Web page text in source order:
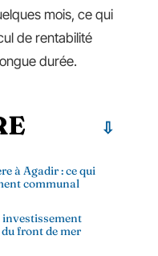
mois, ce qui
de rentabilité
durée.
à Agadir : ce qui
communal
investissement
front de mer